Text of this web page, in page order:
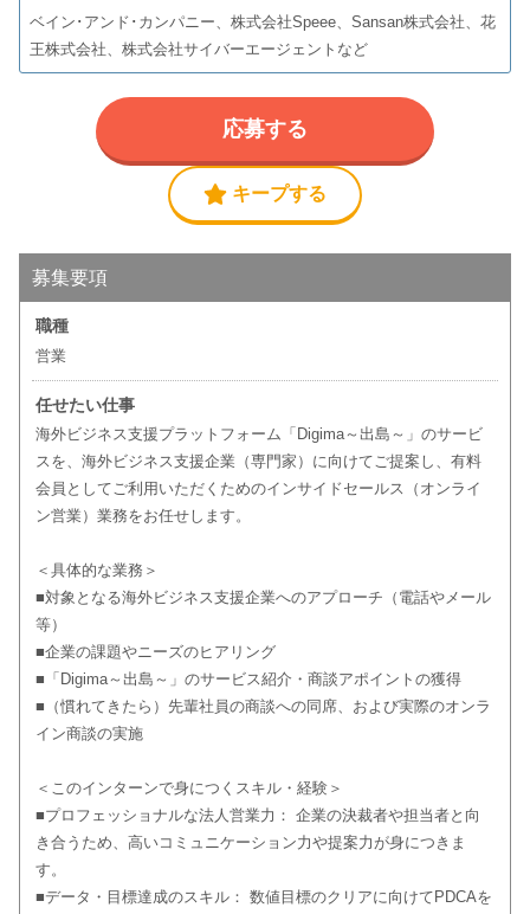
ベイン･アンド･カンパニー、株式会社Speee、Sansan株式会社、花
王株式会社、株式会社サイバーエージェントなど
キープする
応募する
募集要項
職種
営業
任せたい仕事
海外ビジネス支援プラットフォーム「Digima～出島～」のサービ
スを、海外ビジネス支援企業（専門家）に向けてご提案し、有料
会員としてご利用いただくためのインサイドセールス（オンライ
ン営業）業務をお任せします。
＜具体的な業務＞
■対象となる海外ビジネス支援企業へのアプローチ（電話やメール
等）
■企業の課題やニーズのヒアリング
■「Digima～出島～」のサービス紹介・商談アポイントの獲得
■（慣れてきたら）先輩社員の商談への同席、および実際のオンラ
イン商談の実施
＜このインターンで身につくスキル・経験＞
■プロフェッショナルな法人営業力： 企業の決裁者や担当者と向
き合うため、高いコミュニケーション力や提案力が身につきま
す。
■データ・目標達成のスキル： 数値目標のクリアに向けてPDCAを